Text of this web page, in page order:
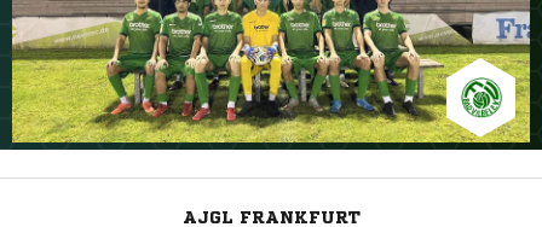
AJGL FRANKFURT